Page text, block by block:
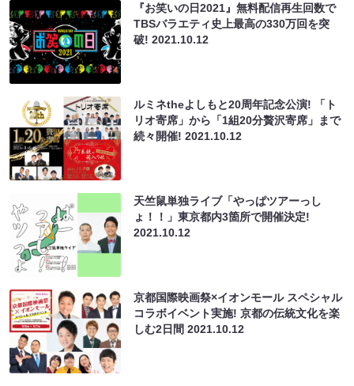
『お笑いの日2021』無料配信再生回数で
TBSバラエティ史上最高の330万回を突
破!2021.10.12
ルミネtheよしもと20周年記念公演! 「ト
リオ寄席」から「1組20分贅沢寄席」まで
続々開催!2021.10.12
天竺鼠単独ライブ「やっぱツアーっし
ょ！！」東京都内3箇所で開催決定!
2021.10.12
京都国際映画祭×イオンモール スペシャル
コラボイベント実施! 京都の伝統文化を楽
しむ2日間2021.10.12